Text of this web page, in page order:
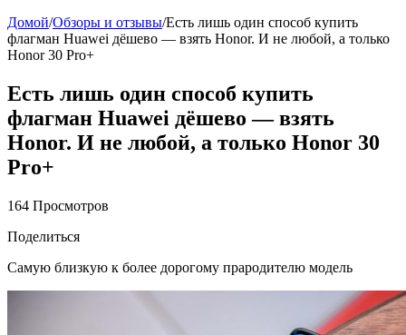
Домой/Обзоры и отзывы/Есть лишь один способ купить
флагман Huawei дёшево — взять Honor. И не любой, а только
Honor 30 Pro+
Есть лишь один способ купить
флагман Huawei дёшево — взять
Honor. И не любой, а только Honor 30
Pro+
164 Просмотров
Поделиться
Самую близкую к более дорогому прародителю модель